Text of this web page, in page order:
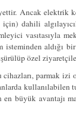
Ancak elektrik
dahili
vasıtasıyla
isteminden aldığı
özel
parmak
kullanılabilen
büyük avantajı